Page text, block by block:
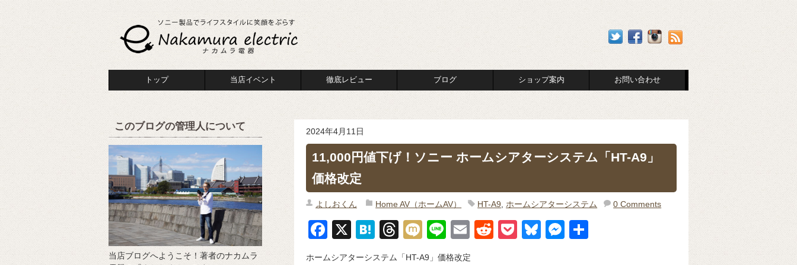
トップ 当店イベント 徹底レビュー ブログ ショップ案内 お問い合わせ
2024年4月11日
11,000円値下げ！ソニー ホームシアターシステム「HT-A9」
価格改定
よしおくん Home AV（ホームAV） HT-A9 ホームシアターシステム 0 Comments
F
X
H
T
hr
M
ixi
Li
n
E
R
P
Bl
M
ホームシアターシステム「HT-A9」価格改定
このブログの管理人について
当店ブログへようこそ！著者のナカムラ